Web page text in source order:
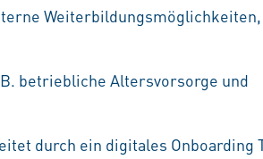
betriebliche Altersvorsorge und
durch ein digitales Onboarding